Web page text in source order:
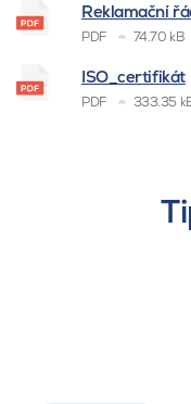
Reklamační
PDF 74.70 kB
ISO_certifikát
PDF 333.35